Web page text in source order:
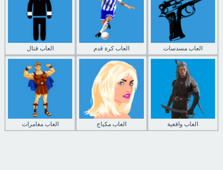
العاب قتال العاب كرة قدم العاب مسدسات
العاب مغامرات العاب مكياج العاب واقعية